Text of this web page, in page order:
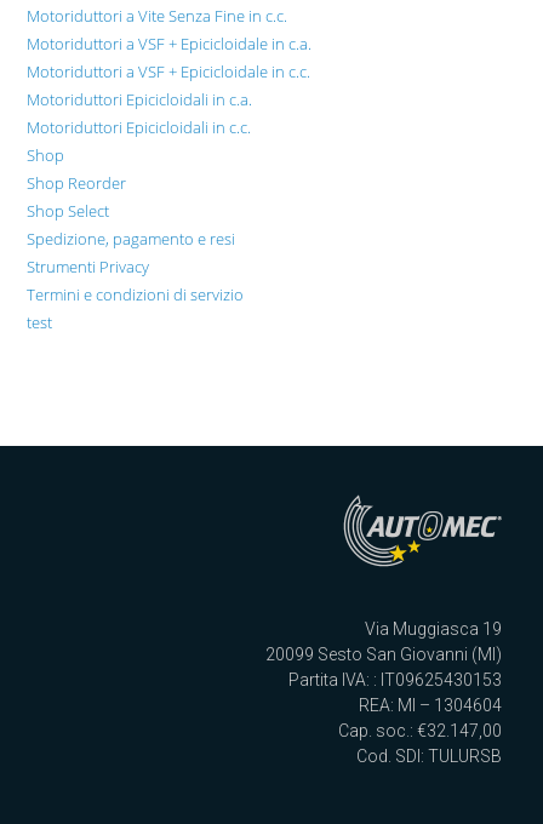
Motoriduttori a Vite Senza Fine in c.c.
Motoriduttori a VSF + Epicicloidale in c.a.
Motoriduttori a VSF + Epicicloidale in c.c.
Motoriduttori Epicicloidali in c.a.
Motoriduttori Epicicloidali in c.c.
Shop
Shop Reorder
Shop Select
Spedizione, pagamento e resi
Strumenti Privacy
Termini e condizioni di servizio
test
Via Muggiasca 19
20099 Sesto San Giovanni (MI)
Partita IVA: : IT09625430153
REA: MI – 1304604
Cap. soc.: €32.147,00
Cod. SDI: TULURSB